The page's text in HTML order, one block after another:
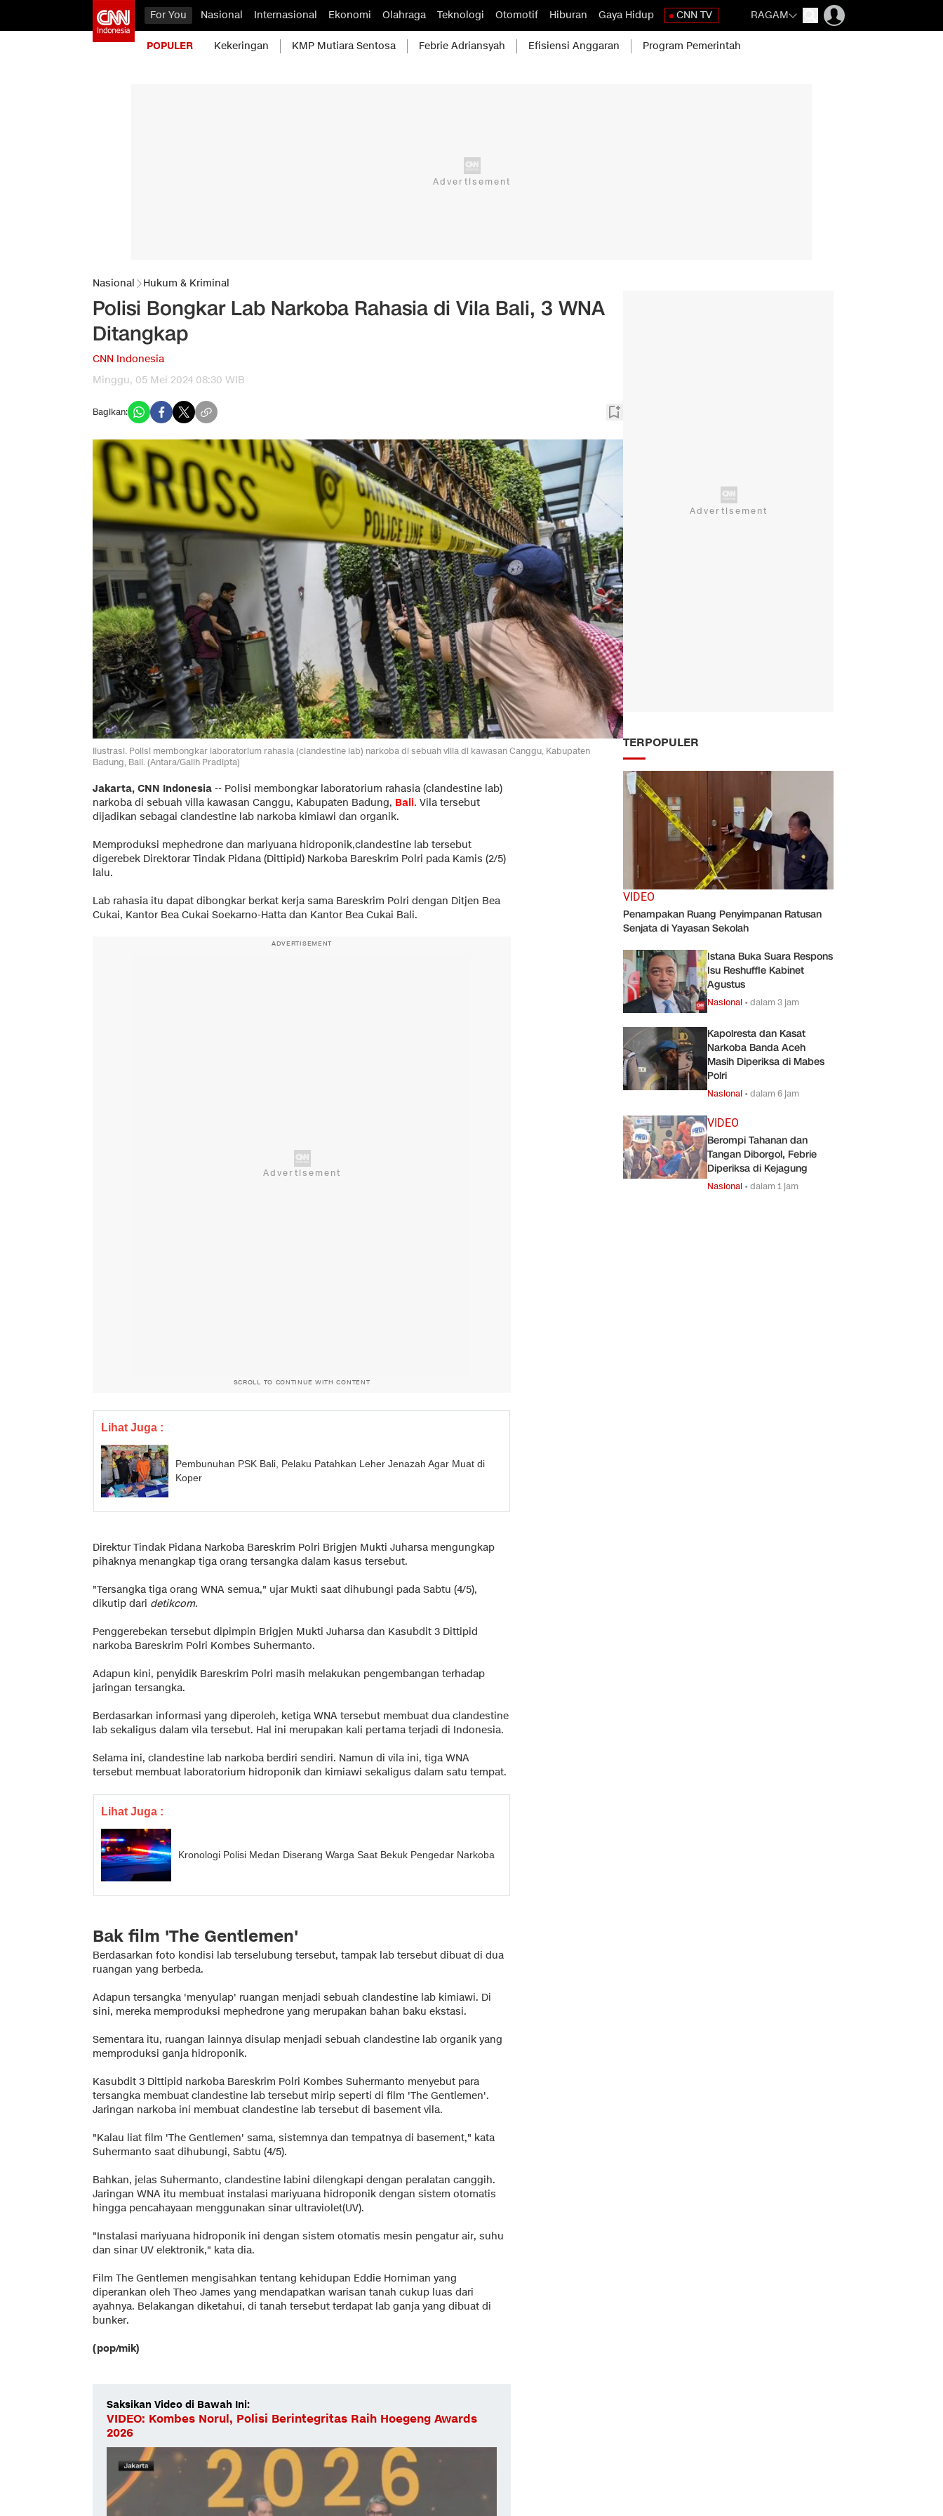
For You Nasional Internasional Ekonomi Olahraga Teknologi Otomotif Hiburan Gaya Hidup CNN TV RAGAM
POPULER Kekeringan KMP Mutiara Sentosa Febrie Adriansyah Efisiensi Anggaran Program Pemerintah
Nasional Hukum & Kriminal
Polisi Bongkar Lab Narkoba Rahasia di Vila Bali, 3 WNA
Ditangkap
CNN Indonesia
Minggu, 05 Mei 2024 08:30 WIB
Bagikan:
Ilustrasi. Polisi membongkar laboratorium rahasia (clandestine lab) narkoba di sebuah villa di kawasan Canggu, Kabupaten
Badung, Bali. (Antara/Galih Pradipta)
Jakarta, CNN Indonesia -- Polisi membongkar laboratorium rahasia (clandestine lab)
narkoba di sebuah villa kawasan Canggu, Kabupaten Badung, Bali. Vila tersebut
dijadikan sebagai clandestine lab narkoba kimiawi dan organik.
Memproduksi mephedrone dan mariyuana hidroponik,clandestine lab tersebut
digerebek Direktorar Tindak Pidana (Dittipid) Narkoba Bareskrim Polri pada Kamis (2/5)
lalu.
Lab rahasia itu dapat dibongkar berkat kerja sama Bareskrim Polri dengan Ditjen Bea
Cukai, Kantor Bea Cukai Soekarno-Hatta dan Kantor Bea Cukai Bali.
ADVERTISEMENT
SCROLL TO CONTINUE WITH CONTENT
Lihat Juga :
Pembunuhan PSK Bali, Pelaku Patahkan Leher Jenazah Agar Muat di
Koper
Direktur Tindak Pidana Narkoba Bareskrim Polri Brigjen Mukti Juharsa mengungkap
pihaknya menangkap tiga orang tersangka dalam kasus tersebut.
"Tersangka tiga orang WNA semua," ujar Mukti saat dihubungi pada Sabtu (4/5),
dikutip dari detikcom.
Penggerebekan tersebut dipimpin Brigjen Mukti Juharsa dan Kasubdit 3 Dittipid
narkoba Bareskrim Polri Kombes Suhermanto.
Adapun kini, penyidik Bareskrim Polri masih melakukan pengembangan terhadap
jaringan tersangka.
Berdasarkan informasi yang diperoleh, ketiga WNA tersebut membuat dua clandestine
lab sekaligus dalam vila tersebut. Hal ini merupakan kali pertama terjadi di Indonesia.
Selama ini, clandestine lab narkoba berdiri sendiri. Namun di vila ini, tiga WNA
tersebut membuat laboratorium hidroponik dan kimiawi sekaligus dalam satu tempat.
Lihat Juga :
Kronologi Polisi Medan Diserang Warga Saat Bekuk Pengedar Narkoba
Bak film 'The Gentlemen'
Berdasarkan foto kondisi lab terselubung tersebut, tampak lab tersebut dibuat di dua
ruangan yang berbeda.
Adapun tersangka 'menyulap' ruangan menjadi sebuah clandestine lab kimiawi. Di
sini, mereka memproduksi mephedrone yang merupakan bahan baku ekstasi.
Sementara itu, ruangan lainnya disulap menjadi sebuah clandestine lab organik yang
memproduksi ganja hidroponik.
Kasubdit 3 Dittipid narkoba Bareskrim Polri Kombes Suhermanto menyebut para
tersangka membuat clandestine lab tersebut mirip seperti di film 'The Gentlemen'.
Jaringan narkoba ini membuat clandestine lab tersebut di basement vila.
"Kalau liat film 'The Gentlemen' sama, sistemnya dan tempatnya di basement," kata
Suhermanto saat dihubungi, Sabtu (4/5).
Bahkan, jelas Suhermanto, clandestine labini dilengkapi dengan peralatan canggih.
Jaringan WNA itu membuat instalasi mariyuana hidroponik dengan sistem otomatis
hingga pencahayaan menggunakan sinar ultraviolet(UV).
"Instalasi mariyuana hidroponik ini dengan sistem otomatis mesin pengatur air, suhu
dan sinar UV elektronik," kata dia.
Film The Gentlemen mengisahkan tentang kehidupan Eddie Horniman yang
diperankan oleh Theo James yang mendapatkan warisan tanah cukup luas dari
ayahnya. Belakangan diketahui, di tanah tersebut terdapat lab ganja yang dibuat di
bunker.
(pop/mik)
Saksikan Video di Bawah Ini:
VIDEO: Kombes Norul, Polisi Berintegritas Raih Hoegeng Awards
2026
TERPOPULER
VIDEO
Penampakan Ruang Penyimpanan Ratusan
Senjata di Yayasan Sekolah
Istana Buka Suara Respons
Isu Reshuffle Kabinet
Agustus
Nasional •dalam 3 jam
Kapolresta dan Kasat
Narkoba Banda Aceh
Masih Diperiksa di Mabes
Polri
Nasional •dalam 6 jam
VIDEO
Berompi Tahanan dan
Tangan Diborgol, Febrie
Diperiksa di Kejagung
Nasional •dalam 1 jam